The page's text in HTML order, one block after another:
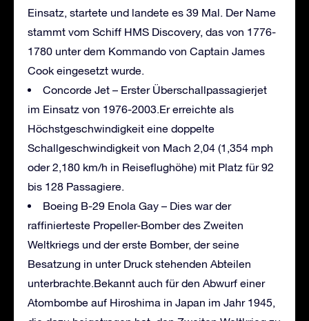
Einsatz, startete und landete es 39 Mal. Der Name
stammt vom Schiff HMS Discovery, das von 1776-
1780 unter dem Kommando von Captain James
Cook eingesetzt wurde.
Concorde Jet – Erster Überschallpassagierjet
im Einsatz von 1976-2003.Er erreichte als
Höchstgeschwindigkeit eine doppelte
Schallgeschwindigkeit von Mach 2,04 (1,354 mph
oder 2,180 km/h in Reiseflughöhe) mit Platz für 92
bis 128 Passagiere.
Boeing B-29 Enola Gay – Dies war der
raffinierteste Propeller-Bomber des Zweiten
Weltkriegs und der erste Bomber, der seine
Besatzung in unter Druck stehenden Abteilen
unterbrachte.Bekannt auch für den Abwurf einer
Atombombe auf Hiroshima in Japan im Jahr 1945,